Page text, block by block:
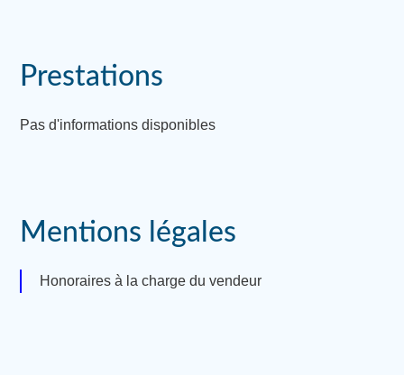
Prestations
Pas d'informations disponibles
Mentions légales
Honoraires à la charge du vendeur